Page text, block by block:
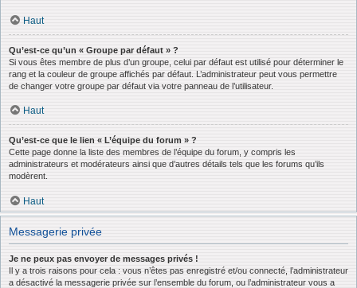
Haut
Qu’est-ce qu’un « Groupe par défaut » ?
Si vous êtes membre de plus d’un groupe, celui par défaut est utilisé pour déterminer le
rang et la couleur de groupe affichés par défaut. L’administrateur peut vous permettre
de changer votre groupe par défaut via votre panneau de l’utilisateur.
Haut
Qu’est-ce que le lien « L’équipe du forum » ?
Cette page donne la liste des membres de l’équipe du forum, y compris les
administrateurs et modérateurs ainsi que d’autres détails tels que les forums qu’ils
modèrent.
Haut
Messagerie privée
Je ne peux pas envoyer de messages privés !
Il y a trois raisons pour cela : vous n’êtes pas enregistré et/ou connecté, l’administrateur
a désactivé la messagerie privée sur l’ensemble du forum, ou l’administrateur vous a